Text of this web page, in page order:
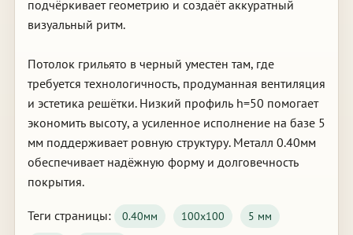
подчёркивает геометрию и создаёт аккуратный
визуальный ритм.
Потолок грильято в черный уместен там, где
требуется технологичность, продуманная вентиляция
и эстетика решётки. Низкий профиль h=50 помогает
экономить высоту, а усиленное исполнение на базе 5
мм поддерживает ровную структуру. Металл 0.40мм
обеспечивает надёжную форму и долговечность
покрытия.
Теги страницы: 0.40мм 100х100
5 мм